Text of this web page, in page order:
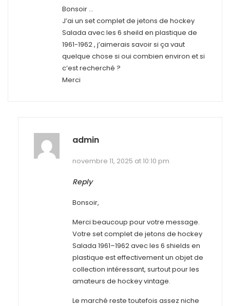
Bonsoir …
J’ai un set complet de jetons de hockey
Salada avec les 6 sheild en plastique de
1961-1962 , j’aimerais savoir si ça vaut
quelque chose si oui combien environ et si
c’est recherché ?
Merci
admin
novembre 11, 2025 at 10:10 pm
Reply
Bonsoir,
Merci beaucoup pour votre message.
Votre set complet de jetons de hockey
Salada 1961–1962 avec les 6 shields en
plastique est effectivement un objet de
collection intéressant, surtout pour les
amateurs de hockey vintage.
Le marché reste toutefois assez niche